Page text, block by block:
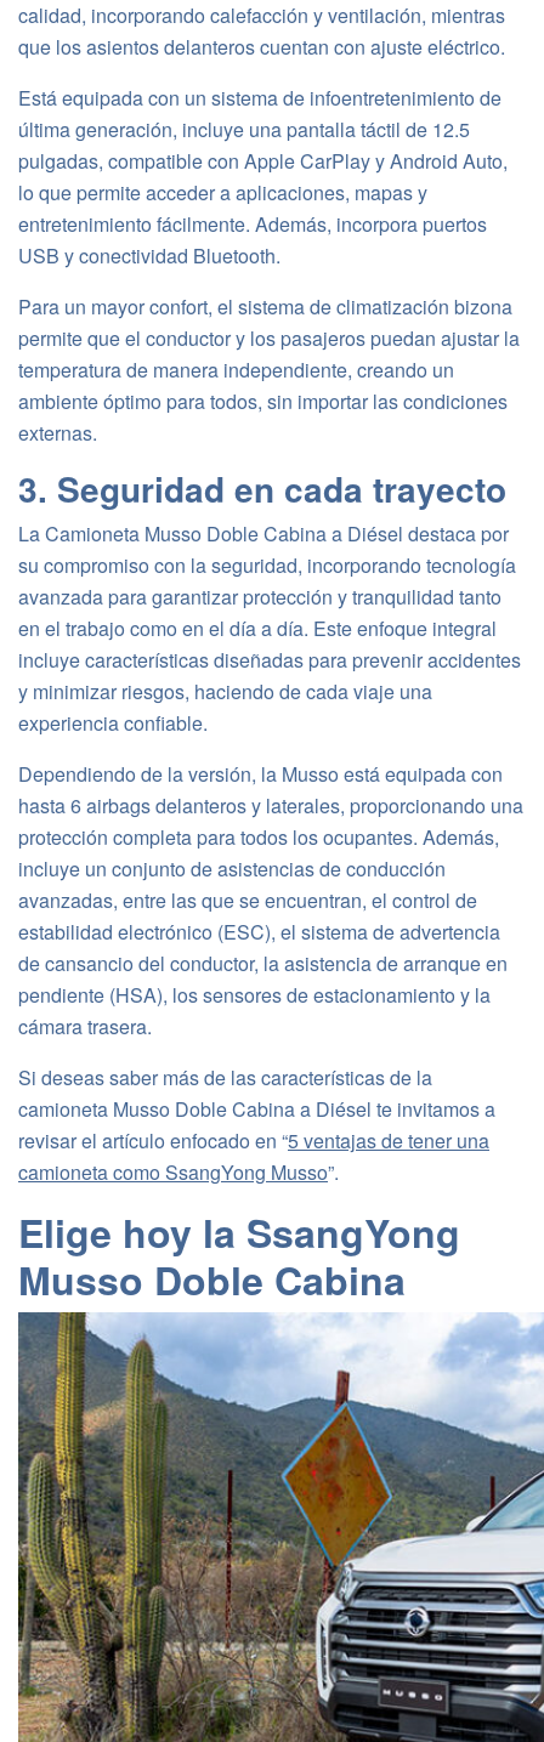
calidad, incorporando calefacción y ventilación, mientras
que los asientos delanteros cuentan con ajuste eléctrico.
Está equipada con un sistema de infoentretenimiento de
última generación, incluye una pantalla táctil de 12.5
pulgadas, compatible con Apple CarPlay y Android Auto,
lo que permite acceder a aplicaciones, mapas y
entretenimiento fácilmente. Además, incorpora puertos
USB y conectividad Bluetooth.
Para un mayor confort, el sistema de climatización bizona
permite que el conductor y los pasajeros puedan ajustar la
temperatura de manera independiente, creando un
ambiente óptimo para todos, sin importar las condiciones
externas.
3. Seguridad en cada trayecto
La Camioneta Musso Doble Cabina a Diésel destaca por
su compromiso con la seguridad, incorporando tecnología
avanzada para garantizar protección y tranquilidad tanto
en el trabajo como en el día a día. Este enfoque integral
incluye características diseñadas para prevenir accidentes
y minimizar riesgos, haciendo de cada viaje una
experiencia confiable.
Dependiendo de la versión, la Musso está equipada con
hasta 6 airbags delanteros y laterales, proporcionando una
protección completa para todos los ocupantes. Además,
incluye un conjunto de asistencias de conducción
avanzadas, entre las que se encuentran, el control de
estabilidad electrónico (ESC), el sistema de advertencia
de cansancio del conductor, la asistencia de arranque en
pendiente (HSA), los sensores de estacionamiento y la
cámara trasera.
Si deseas saber más de las características de la
camioneta Musso Doble Cabina a Diésel te invitamos a
revisar el artículo enfocado en “5 ventajas de tener una
camioneta como SsangYong Musso”.
Elige hoy la SsangYong
Musso Doble Cabina